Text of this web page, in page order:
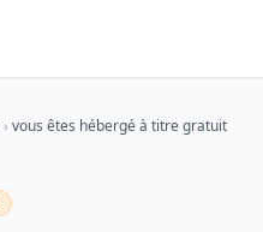
› vous êtes hébergé à titre gratuit